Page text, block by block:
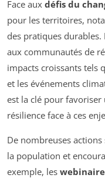
Face aux défis du
pour les territoires,
des pratiques
aux communautés de
impacts croissants tels
et les événements
est la clé pour
résilience face à ces
De nombreuses
la population et
exemple, les